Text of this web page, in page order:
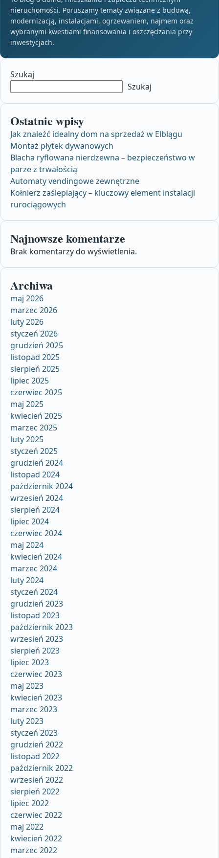
nieruchomości. Poruszamy tematy związane z budową,
modernizacją, instalacjami, ogrzewaniem, najmem oraz
wybranymi kwestiami finansowania i oszczędzania przy
inwestycjach.
Szukaj
Szukaj
Ostatnie wpisy
Jak znaleźć idealny dom na sprzedaż w Elblągu
Montaż płytek dywanowych
Blacha ryflowana nierdzewna – bezpieczeństwo w
parze z trwałością
Automaty vendingowe zewnętrzne
Kołnierz zaślepiający – kluczowy element instalacji
rurociągowych
Najnowsze komentarze
Brak komentarzy do wyświetlenia.
Archiwa
maj 2026
marzec 2026
luty 2026
styczeń 2026
grudzień 2025
listopad 2025
sierpień 2025
lipiec 2025
czerwiec 2025
maj 2025
kwiecień 2025
marzec 2025
luty 2025
styczeń 2025
grudzień 2024
listopad 2024
październik 2024
wrzesień 2024
sierpień 2024
lipiec 2024
czerwiec 2024
maj 2024
kwiecień 2024
marzec 2024
luty 2024
styczeń 2024
grudzień 2023
listopad 2023
październik 2023
wrzesień 2023
sierpień 2023
lipiec 2023
czerwiec 2023
maj 2023
kwiecień 2023
marzec 2023
luty 2023
styczeń 2023
grudzień 2022
listopad 2022
październik 2022
wrzesień 2022
sierpień 2022
lipiec 2022
czerwiec 2022
maj 2022
kwiecień 2022
marzec 2022